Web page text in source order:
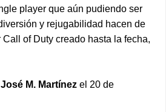
player que aún pudiendo ser
y rejugabilidad hacen de
of Duty creado hasta la fecha,
José M. Martínez el 20 de